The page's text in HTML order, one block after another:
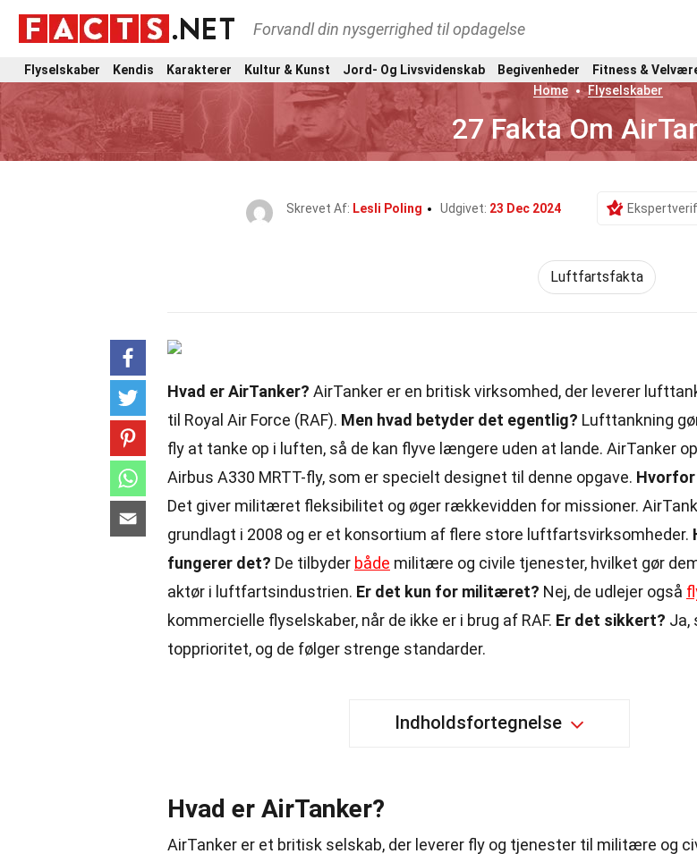
Forvandl din nysgerrighed til opdagelse
Flyselskaber Kendis Karakterer Kultur & Kunst Jord- Og Livsvidenskab Begivenheder Fitness &
Home
Flyselskaber
27 Fakta Om
Skrevet Af: Lesli Poling Udgivet: 23 Dec 2024
Luftfartsfakta
Hvad er AirTanker? AirTanker er en britisk virksomhed, der leverer
til Royal Air Force (RAF). Men hvad betyder det egentlig? Lufttankning
fly at tanke op i luften, så de kan flyve længere uden at lande. AirTanker
Airbus A330 MRTT-fly, som er specielt designet til denne opgave.
Det giver militæret fleksibilitet og øger rækkevidden for missioner.
grundlagt i 2008 og er et konsortium af flere store luftfartsvirksomheder.
fungerer det? De tilbyder både militære og civile tjenester, hvilket gør
aktør i luftfartsindustrien. Er det kun for militæret? Nej, de udlejer også
kommercielle flyselskaber, når de ikke er i brug af RAF. Er det sikkert? Ja,
topprioritet, og de følger strenge standarder.
Indholdsfortegnelse
Hvad er AirTanker?
AirTanker er et britisk selskab, der leverer fly og tjenester til militære og